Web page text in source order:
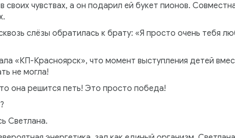
своих чувствах, а он подарил ей букет пионов.
слёзы обратилась к брату: «Я просто очень тебя
«КП-Красноярск», что момент выступления детей
не могла!
она решится петь! Это просто победа!
Светлана.